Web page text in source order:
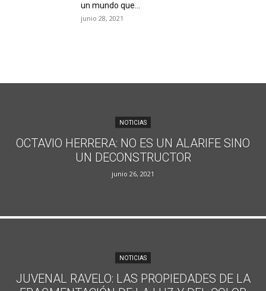
un mundo que...
junio 28, 2021
NOTICIAS
OCTAVIO HERRERA: NO ES UN ALARIFE SINO
UN DECONSTRUCTOR
junio 26, 2021
NOTICIAS
JUVENAL RAVELO: LAS PROPIEDADES DE LA